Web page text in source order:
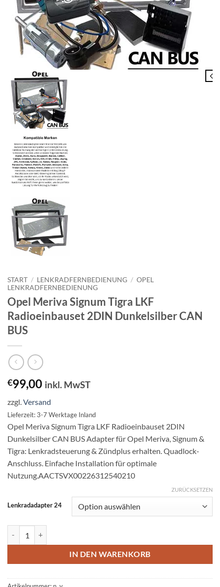
START / LENKRADFERNBEDIENUNG / OPEL
LENKRADFERNBEDIENUNG
Opel Meriva Signum Tigra LKF
Radioeinbauset 2DIN Dunkelsilber CAN
BUS
€99,00 inkl. MwST
zzgl.Versand
Lieferzeit: 3-7 Werktage Inland
Opel Meriva Signum Tigra LKF Radioeinbauset 2DIN
Dunkelsilber CAN BUS Adapter für Opel Meriva, Signum &
Tigra: Lenkradsteuerung & Zündplus erhalten. Quadlock-
Anschluss. Einfache Installation für optimale
Nutzung.AACTSVX00226312540210
Lenkradadapter 24
ZURÜCKSETZEN
IN DEN WARENKORB